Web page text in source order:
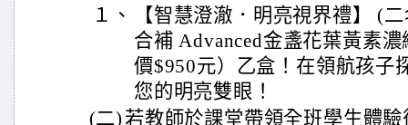
１、
【智慧澄澈．明亮視界禮】 (
合補 Advanced金盞花葉黃素
價$950元）乙盒！在領航孩子
您的明亮雙眼！
(二) 若教師於課堂帶領全班學生體